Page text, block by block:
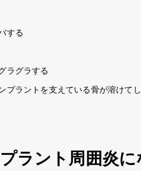
する
ラグラする
プラントを支えている骨が溶けて
ラント周囲炎に